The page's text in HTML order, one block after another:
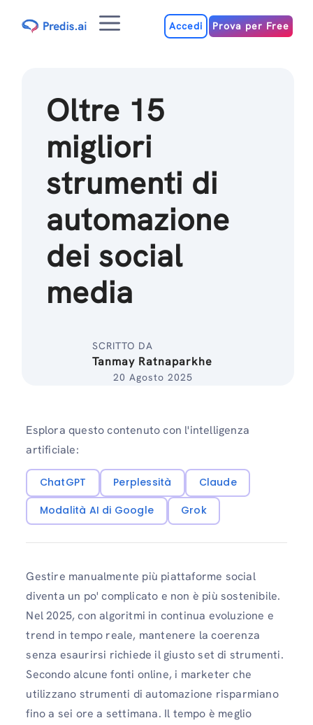
MenuAccedi Prova per Free
Oltre 15
migliori
strumenti di
automazione
dei social
media
SCRITTO DA
Tanmay Ratnaparkhe
20 Agosto 2025
Esplora questo contenuto con l'intelligenza
artificiale:
ChatGPT Perplessità
Claude
Modalità AI di Google
Grok
Gestire manualmente più piattaforme social
diventa un po' complicato e non è più sostenibile.
Nel 2025, con algoritmi in continua evoluzione e
trend in tempo reale, mantenere la coerenza
senza esaurirsi richiede il giusto set di strumenti.
Secondo alcune fonti online, i marketer che
utilizzano strumenti di automazione risparmiano
fino a sei ore a settimana. Il tempo è meglio